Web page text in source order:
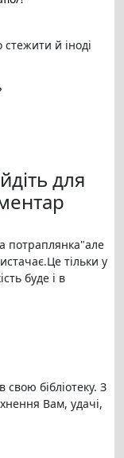
й іноді
для
потраплянка"але
тільки у
буде і в
бібліотеку. З
Вам, удачі,